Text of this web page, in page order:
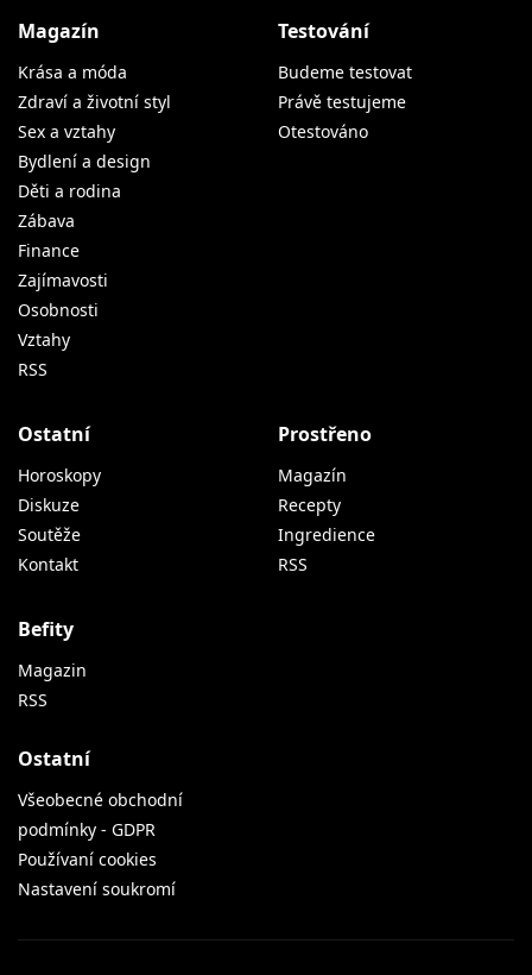
Magazín
Krása a móda
Zdraví a životní styl
Sex a vztahy
Bydlení a design
Děti a rodina
Zábava
Finance
Zajímavosti
Osobnosti
Vztahy
RSS
Testování
Budeme testovat
Právě testujeme
Otestováno
Ostatní
Horoskopy
Diskuze
Soutěže
Kontakt
Prostřeno
Magazín
Recepty
Ingredience
RSS
Befity
Magazin
RSS
Ostatní
Všeobecné obchodní
podmínky - GDPR
Používaní cookies
Nastavení soukromí